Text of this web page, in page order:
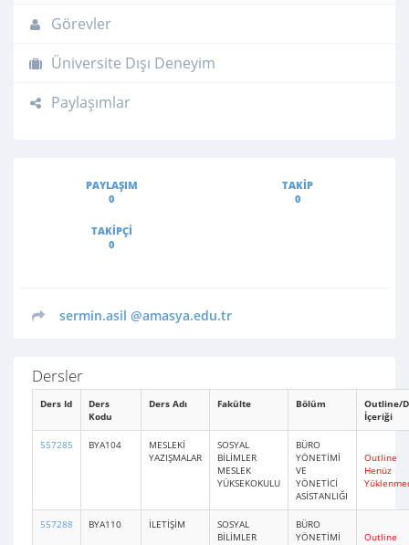
Görevler
Üniversite Dışı Deneyim
Paylaşımlar
PAYLAŞIM
0
TAKIP
0
TAKIPÇI
0
sermin.asil @amasya.edu.tr
Dersler
Ders Id
Ders
Kodu
Ders Adı Fakülte Bölüm
Outline/
İçeriği
557285 BYA104
MESLEKİ
YAZIŞMALAR
SOSYAL
BİLİMLER
MESLEK
YÜKSEKOKULU
BÜRO
YÖNETİMİ
VE
YÖNETİCİ
ASİSTANLIĞI
Outline
Henüz
557288 BYA110 İLETİŞİM
SOSYAL
BİLİMLER
BÜRO
YÖNETİMİ
Outline